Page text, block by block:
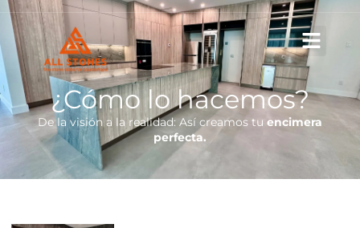
contenido
¿Cómo lo hacemos?
De la visión a la realidad: Así creamos tu encimera
perfecta.